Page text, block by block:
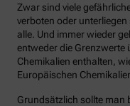
Zwar sind viele
verboten oder
alle. Und immer wieder
entweder die Grenzwerte
Chemikalien enthalten,
Europäischen
Grundsätzlich sollte man